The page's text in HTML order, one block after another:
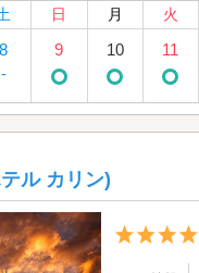
日 月 火
8
-
9 10 11
ル カリン)